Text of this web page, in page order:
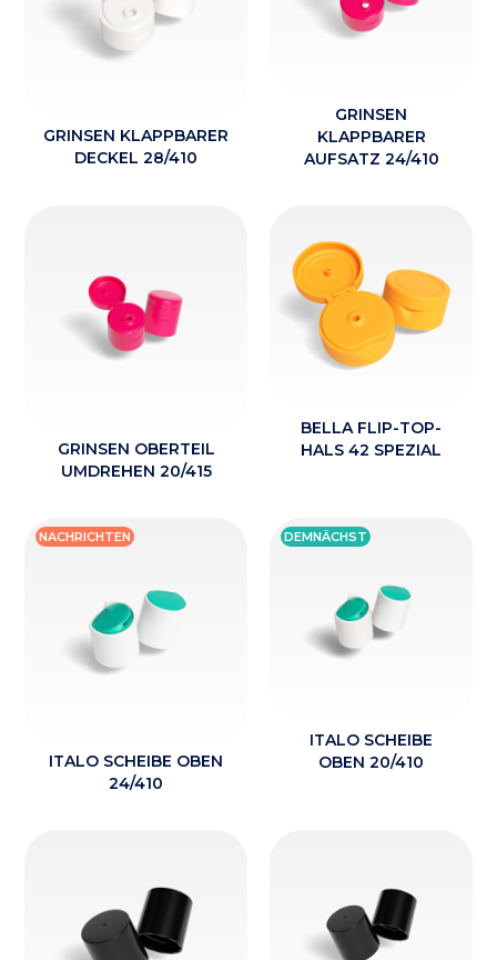
GRINSEN KLAPPBARER
DECKEL 28/410
GRINSEN
KLAPPBARER
AUFSATZ 24/410
GRINSEN OBERTEIL
UMDREHEN 20/415
BELLA FLIP-TOP-
HALS 42 SPEZIAL
NACHRICHTEN
ITALO SCHEIBE OBEN
24/410
DEMNÄCHST
ITALO SCHEIBE
OBEN 20/410